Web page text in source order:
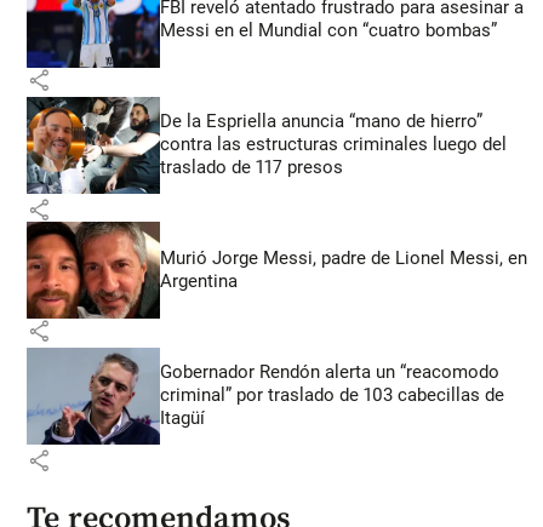
FBI reveló atentado frustrado para asesinar a
Messi en el Mundial con “cuatro bombas”
share
De la Espriella anuncia “mano de hierro”
contra las estructuras criminales luego del
traslado de 117 presos
share
Murió Jorge Messi, padre de Lionel Messi, en
Argentina
share
Gobernador Rendón alerta un “reacomodo
criminal” por traslado de 103 cabecillas de
Itagüí
share
Te recomendamos